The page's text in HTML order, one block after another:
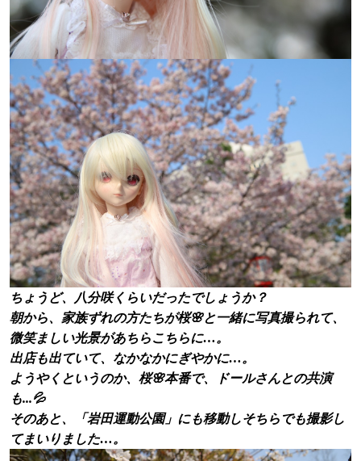
ちょうど、八分咲くらいだったでしょうか？
朝から、家族ずれの方たちが桜🌸と一緒に写真撮られて、
微笑ましい光景があちらこちらに…。
出店も出ていて、なかなかにぎやかに…。
ようやくというのか、桜🌸本番で、ドールさんとの共演
も...💦
そのあと、「岩田運動公園」にも移動しそちらでも撮影し
てまいりました…。